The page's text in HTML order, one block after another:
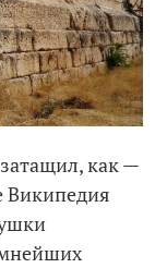
как —
Википедия